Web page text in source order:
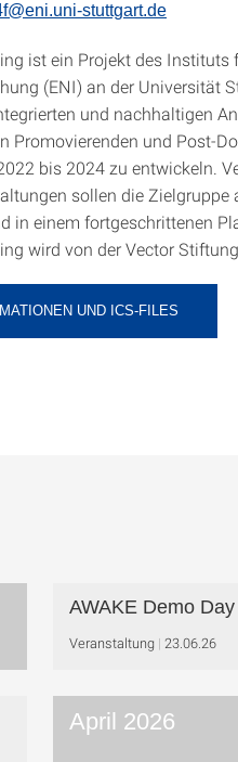
stuttgart.de
ist ein Projekt des Instituts
(ENI) an der Universität
und nachhaltigen
Promovierenden und Post-
bis 2024 zu entwickeln.
sollen die Zielgruppe
in einem fortgeschrittenen
wird von der Vector
UND ICS-FILES
AWAKE Demo Day
Veranstaltung 23.06.26
April 2026